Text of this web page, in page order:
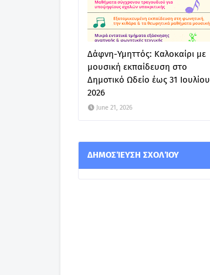
Δάφνη-Υμηττός: Καλοκαίρι με
μουσική εκπαίδευση στο
Δημοτικό Ωδείο έως 31 Ιουλίου
2026
June 21, 2026
ΔΗΜΟΣΊΕΥΣΗ ΣΧΟΛΊΟΥ